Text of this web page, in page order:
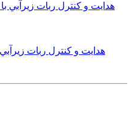
هدايت و كنترل ربات